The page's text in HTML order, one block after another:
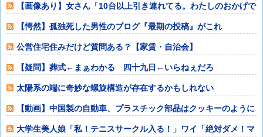
【画像あり】女さん「10台以上引き連れてる。わたしのおかげで
みーんな40
【愕然】孤独死した男性のブログ『最期の投稿』がこれ
⇒･･･！！
公営住宅住みだけど質問ある？【家賃・自治会】
【疑問】葬式←まぁわかる 四十九日←いらねぇだろ
太陽系の端に奇妙な螺旋構造が存在するかもしれない
【動画】中国製の自動車、プラスチック部品はクッキーのように
脆い
大学生美人娘「私！テニスサークル入る！」ワイ「絶対ダメ！マ